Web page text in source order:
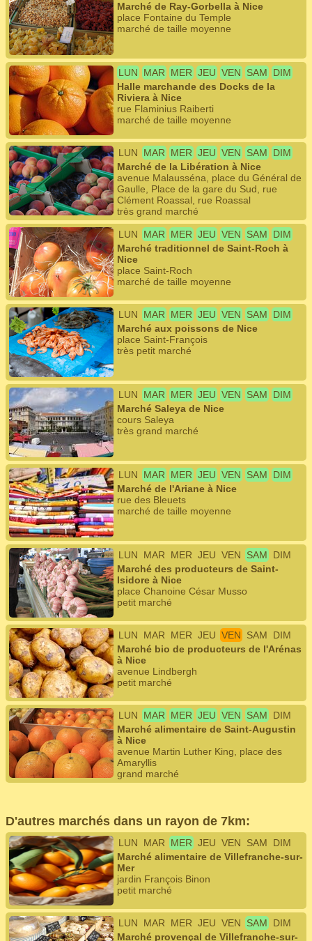
Marché de Ray-Gorbella à Nice
place Fontaine du Temple
marché de taille moyenne
LUN MAR MER JEU VEN SAM
DIM
Halle marchande des Docks de la
Riviera à Nice
rue Flaminius Raiberti
marché de taille moyenne
LUN MAR MER JEU VEN SAM
DIM
Marché de la Libération à Nice
avenue Malausséna, place du Général de
Gaulle, Place de la gare du Sud, rue
Clément Roassal, rue Roassal
très grand marché
LUN MAR MER JEU VEN SAM
DIM
Marché traditionnel de Saint-Roch à
Nice
place Saint-Roch
marché de taille moyenne
LUN MAR MER JEU VEN SAM
DIM
Marché aux poissons de Nice
place Saint-François
très petit marché
LUN MAR MER JEU VEN SAM
DIM
Marché Saleya de Nice
cours Saleya
très grand marché
LUN MAR MER JEU VEN SAM
DIM
Marché de l'Ariane à Nice
rue des Bleuets
marché de taille moyenne
LUN MAR MER JEU VEN SAM
DIM
Marché des producteurs de Saint-
Isidore à Nice
place Chanoine César Musso
petit marché
LUN MAR MER JEU VEN SAM
DIM
Marché bio de producteurs de l'Arénas
à Nice
avenue Lindbergh
petit marché
LUN MAR MER JEU VEN SAM
DIM
Marché alimentaire de Saint-Augustin
à Nice
avenue Martin Luther King, place des
Amaryllis
grand marché
D'autres marchés dans un rayon de 7km:
LUN MAR MER JEU VEN SAM
DIM
Marché alimentaire de Villefranche-sur-
Mer
jardin François Binon
petit marché
LUN MAR MER JEU VEN SAM
DIM
Marché provençal de Villefranche-sur-